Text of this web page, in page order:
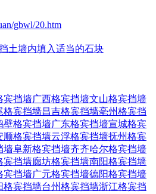
gbwl/20.htm
土墙内填入适当的石块
宾挡墙广西格宾挡墙文山格宾挡墙
格宾挡墙昌吉格宾挡墙亳州格宾挡
壁格宾挡墙广东格宾挡墙宣城格宾
顺格宾挡墙云浮格宾挡墙抚州格宾
墙阜新格宾挡墙齐齐哈尔格宾挡墙
宾挡墙廊坊格宾挡墙南阳格宾挡墙
宾挡墙广元格宾挡墙德阳格宾挡墙
格宾挡墙台州格宾挡墙浙江格宾挡